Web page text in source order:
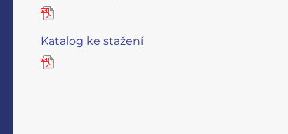
Katalog ke stažení